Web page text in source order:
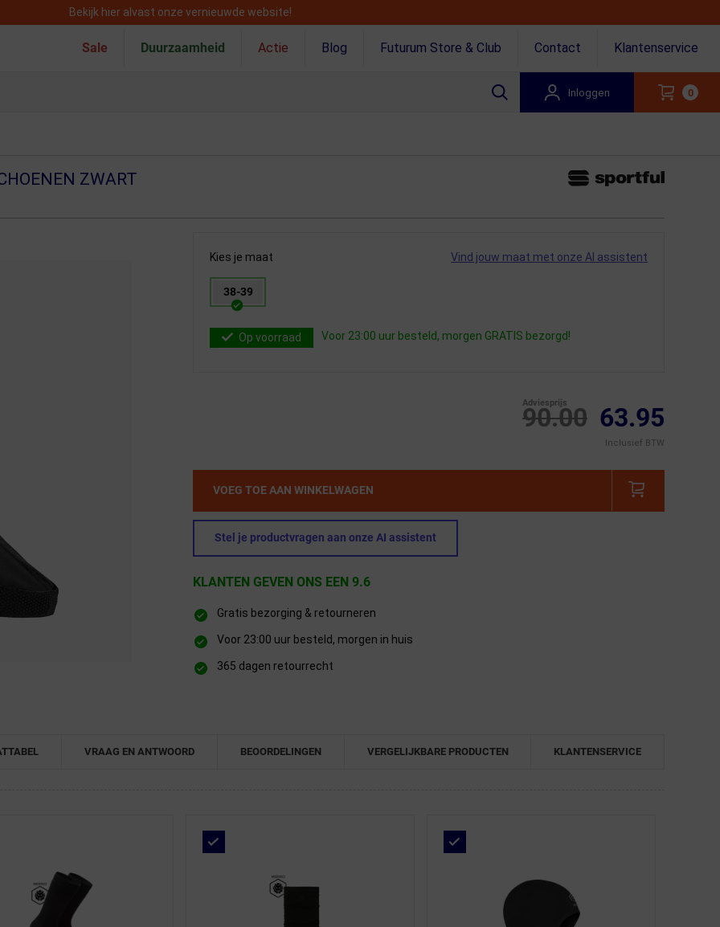
Bekijk hier alvast onze vernieuwde website!
Sale Duurzaamheid Actie Blog Futurum Store & Club Contact Klantenservice
Inloggen 0
ZWART
Kies je maat Vind jouw maat met onze AI assistent
38-39
Op voorraad Voor 23:00 uur besteld, morgen GRATIS bezorgd!
90.00
Adviesprijs 63.95
Inclusief BTW
VOEG TOE AAN WINKELWAGEN
Stel je productvragen aan onze AI assistent
KLANTEN GEVEN ONS EEN 9.6
Gratis bezorging & retourneren
Voor 23:00 uur besteld, morgen in huis
365 dagen retourrecht
VRAAG EN ANTWOORD BEOORDELINGEN VERGELIJKBARE PRODUCTEN KLANTENSERVICE